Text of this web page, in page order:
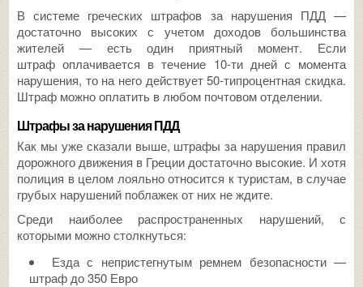
В системе греческих штрафов за нарушения ПДД —
достаточно высоких с учетом доходов большинства
жителей — есть один приятный момент. Если
штраф оплачивается в течение 10-ти дней с момента
нарушения, то на него действует 50-типроцентная скидка.
Штраф можно оплатить в любом почтовом отделении.
Штрафы за нарушения ПДД
Как мы уже сказали выше, штрафы за нарушения правил
дорожного движения в Греции достаточно высокие. И хотя
полиция в целом лояльно относится к туристам, в случае
грубых нарушений поблажек от них не ждите.
Среди наиболее распространенных нарушений, с
которыми можно столкнуться:
Езда с непристегнутым ремнем безопасности —
штраф до 350 Евро